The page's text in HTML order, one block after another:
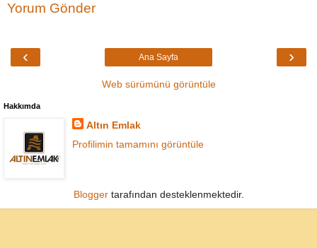
Yorum Gönder
‹ ›
Ana Sayfa
Web sürümünü görüntüle
Hakkımda
Altın Emlak
Profilimin tamamını görüntüle
Bloggertarafından desteklenmektedir.